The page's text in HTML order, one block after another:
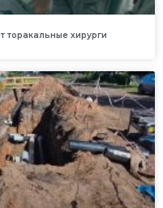
торакальные хирурги